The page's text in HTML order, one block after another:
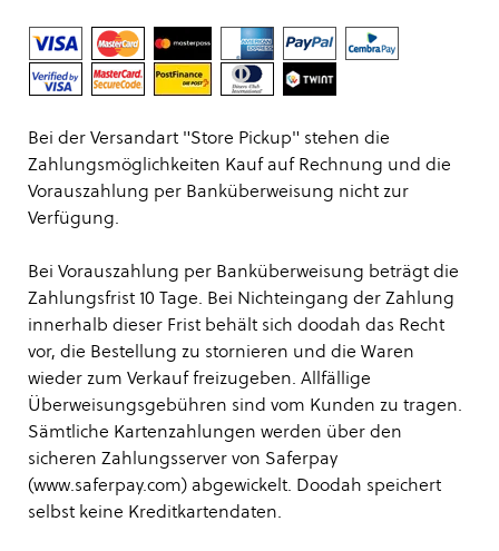
Bei der Versandart "Store Pickup" stehen die
Zahlungsmöglichkeiten Kauf auf Rechnung und die
Vorauszahlung per Banküberweisung nicht zur
Verfügung.
Bei Vorauszahlung per Banküberweisung beträgt die
Zahlungsfrist 10 Tage. Bei Nichteingang der Zahlung
innerhalb dieser Frist behält sich doodah das Recht
vor, die Bestellung zu stornieren und die Waren
wieder zum Verkauf freizugeben. Allfällige
Überweisungsgebühren sind vom Kunden zu tragen.
Sämtliche Kartenzahlungen werden über den
sicheren Zahlungsserver von Saferpay
(www.saferpay.com) abgewickelt. Doodah speichert
selbst keine Kreditkartendaten.